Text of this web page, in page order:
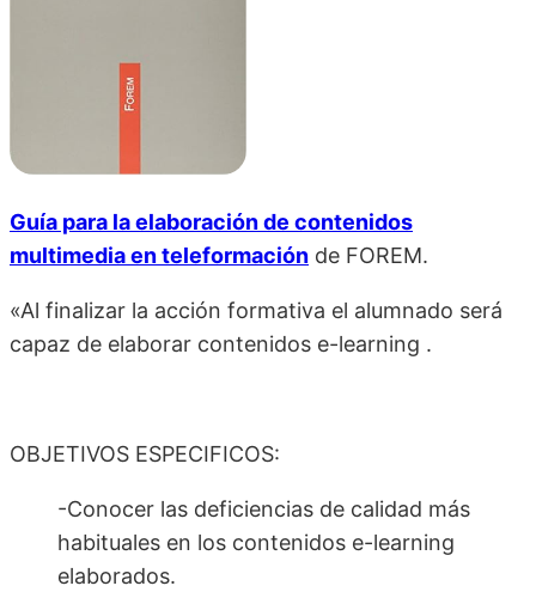
Guía para la elaboración de contenidos
multimedia en teleformación de FOREM.
«Al finalizar la acción formativa el alumnado será
capaz de elaborar contenidos e-learning .
OBJETIVOS ESPECIFICOS:
-Conocer las deficiencias de calidad más
habituales en los contenidos e-learning
elaborados.